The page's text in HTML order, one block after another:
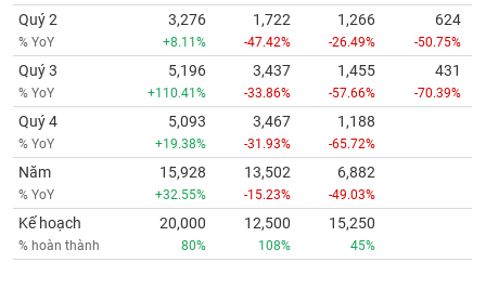
Quý 2
% YoY
3,276
+8.11%
1,722
-47.42%
1,266
-26.49%
624
-50.75%
Quý 3
% YoY
5,196
+110.41%
3,437
-33.86%
1,455
-57.66%
431
-70.39%
Quý 4
% YoY
5,093
+19.38%
3,467
-31.93%
1,188
-65.72%
Năm
% YoY
15,928
+32.55%
13,502
-15.23%
6,882
-49.03%
Kế hoạch
% hoàn thành
20,000
80%
12,500
108%
15,250
45%